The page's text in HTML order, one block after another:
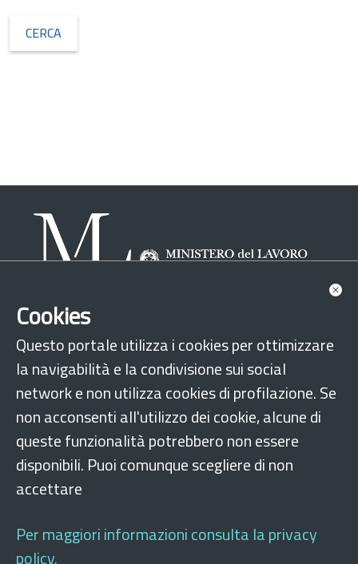
Ricerca
enti
Scopri il RUNTS News Normativa
Manuali utente
Manuale Front Office portale RUNTS
Manuale delega telematica
FAQ
Accedi al registro Lista enti Ricerca enti
Cookies
Questo portale utilizza i cookies per ottimizzare
la navigabilità e la condivisione sui social
network e non utilizza cookies di profilazione. Se
non acconsenti all'utilizzo dei cookie, alcune di
queste funzionalità potrebbero non essere
disponibili. Puoi comunque scegliere di non
accettare
Per maggiori informazioni consulta la privacy
policy.